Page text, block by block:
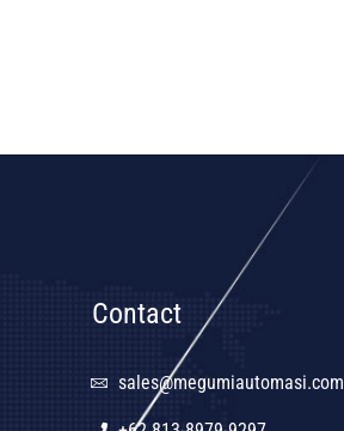
Contact
sales@megumiautomasi.com